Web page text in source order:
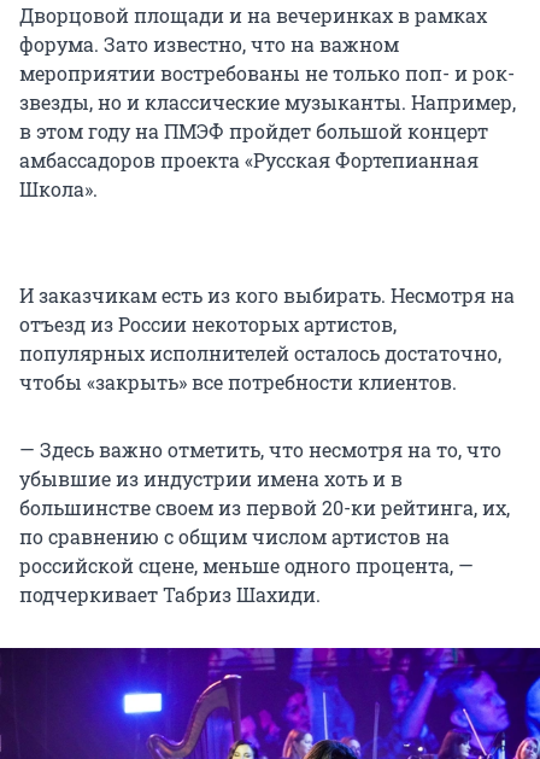
Дворцовой площади и на вечеринках в рамках
форума. Зато известно, что на важном
мероприятии востребованы не только поп- и рок-
звезды, но и классические музыканты. Например,
в этом году на ПМЭФ пройдет большой концерт
амбассадоров проекта «Русская Фортепианная
Школа».
И заказчикам есть из кого выбирать. Несмотря на
отъезд из России некоторых артистов,
популярных исполнителей осталось достаточно,
чтобы «закрыть» все потребности клиентов.
— Здесь важно отметить, что несмотря на то, что
убывшие из индустрии имена хоть и в
большинстве своем из первой 20-ки рейтинга, их,
по сравнению с общим числом артистов на
российской сцене, меньше одного процента, —
подчеркивает Табриз Шахиди.